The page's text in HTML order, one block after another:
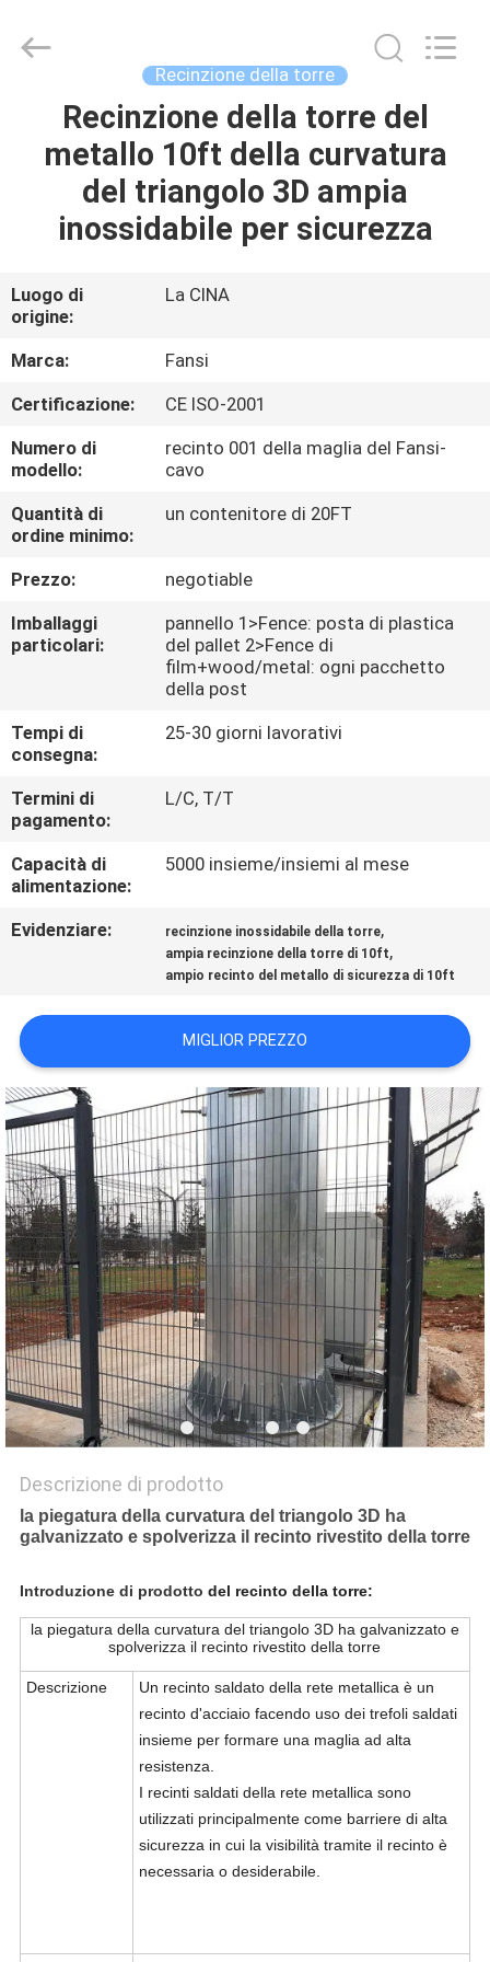
CASA
PRODOTTI
NOI
GIRO
DELLA
FABBRICA
CONTROLLO
DI
QUALITÀ
CONTATTICI
NOTIZIE
RICHIEDA
UNA
CITAZIONE
MAPPA
SITO
PRIVACY
POLICY
Products
Co.,Ltd.
Recinzione della torre
Recinzione della torre del
metallo 10ft della curvatura
del triangolo 3D ampia
inossidabile per sicurezza
Luogo di
origine:
La CINA
Marca:
Fansi
Certificazione:
CE ISO-2001
Numero di
modello:
recinto 001 della maglia del Fansi-
cavo
Quantità di
ordine minimo:
un contenitore di 20FT
Prezzo:
negotiable
Imballaggi
particolari:
pannello 1>Fence: posta di plastica
del pallet 2>Fence di
film+wood/metal: ogni pacchetto
della post
Tempi di
consegna:
25-30 giorni lavorativi
Termini di
pagamento:
L/C, T/T
Capacità di
alimentazione:
5000 insieme/insiemi al mese
Evidenziare: recinzione inossidabile della torre,
ampia recinzione della torre di 10ft,
ampio recinto del metallo di sicurezza di 10ft
MIGLIOR PREZZO
Descrizione di prodotto
la piegatura della curvatura del triangolo 3D ha
galvanizzato e spolverizza il recinto rivestito della torre
Introduzione di prodotto del recinto della torre:
la piegatura della curvatura del triangolo 3D ha galvanizzato e
spolverizza il recinto rivestito della torre
Descrizione
Un recinto saldato della rete metallica è un
recinto d'acciaio facendo uso dei trefoli saldati
insieme per formare una maglia ad alta
resistenza.
I recinti saldati della rete metallica sono
utilizzati principalmente come barriere di alta
sicurezza in cui la visibilità tramite il recinto è
necessaria o desiderabile.